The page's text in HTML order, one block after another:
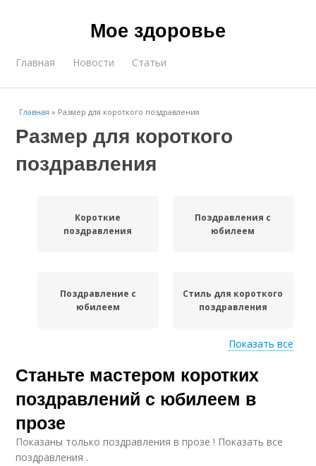
Мое здоровье
Главная Новости Статьи
Главная » Размер для короткого поздравления
Размер для короткого
поздравления
Короткие
поздравления
Поздравления с
юбилеем
Поздравление с
юбилеем
Стиль для короткого
поздравления
Язык для короткого
поздравления
коротком
Оригинальное
поздравление
Короткое
Показать все
Станьте мастером коротких
поздравлений с юбилеем в
прозе
Показаны только поздравления в прозе ! Показать все
поздравления .